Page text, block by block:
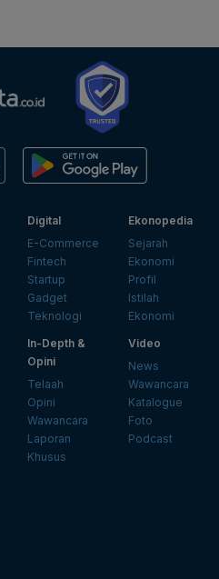
Digital
E-Commerce
Fintech
Startup
Gadget
Teknologi
Ekonopedia
Sejarah
Ekonomi
Profil
Istilah
Ekonomi
In-Depth &
Opini
Telaah
Opini
Wawancara
Laporan
Khusus
Video
News
Wawancara
Katalogue
Foto
Podcast